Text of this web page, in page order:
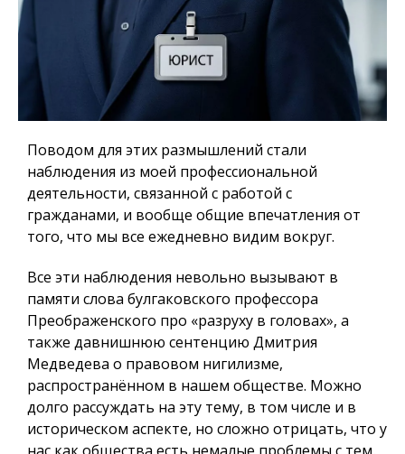
Поводом для этих размышлений стали
наблюдения из моей профессиональной
деятельности, связанной с работой с
гражданами, и вообще общие впечатления от
того, что мы все ежедневно видим вокруг.
Все эти наблюдения невольно вызывают в
памяти слова булгаковского профессора
Преображенского про «разруху в головах», а
также давнишнюю сентенцию Дмитрия
Медведева о правовом нигилизме,
распространённом в нашем обществе. Можно
долго рассуждать на эту тему, в том числе и в
историческом аспекте, но сложно отрицать, что у